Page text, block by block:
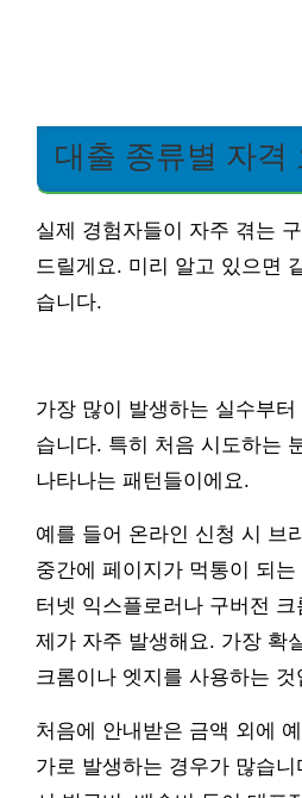
대출 종류별 자격
실제 경험자들이 자주 겪는
드릴게요. 미리 알고 있으면
습니다.
가장 많이 발생하는 실수부
습니다. 특히 처음 시도하는
나타나는 패턴들이에요.
예를 들어 온라인 신청 시 브
중간에 페이지가 먹통이 되
터넷 익스플로러나 구버전
제가 자주 발생해요. 가장 확
크롬이나 엣지를 사용하는 것
처음에 안내받은 금액 외에
가로 발생하는 경우가 많습